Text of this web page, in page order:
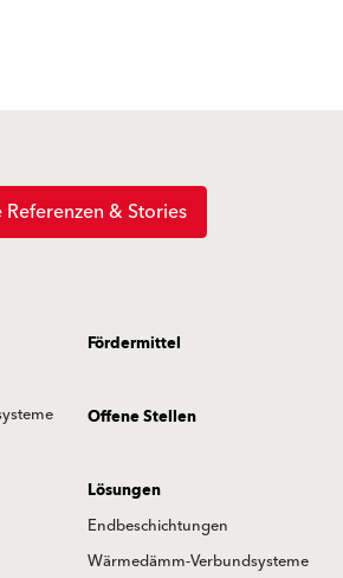
& Stories
Fördermittel
Offene Stellen
Lösungen
Endbeschichtungen
Wärmedämm-Verbundsysteme